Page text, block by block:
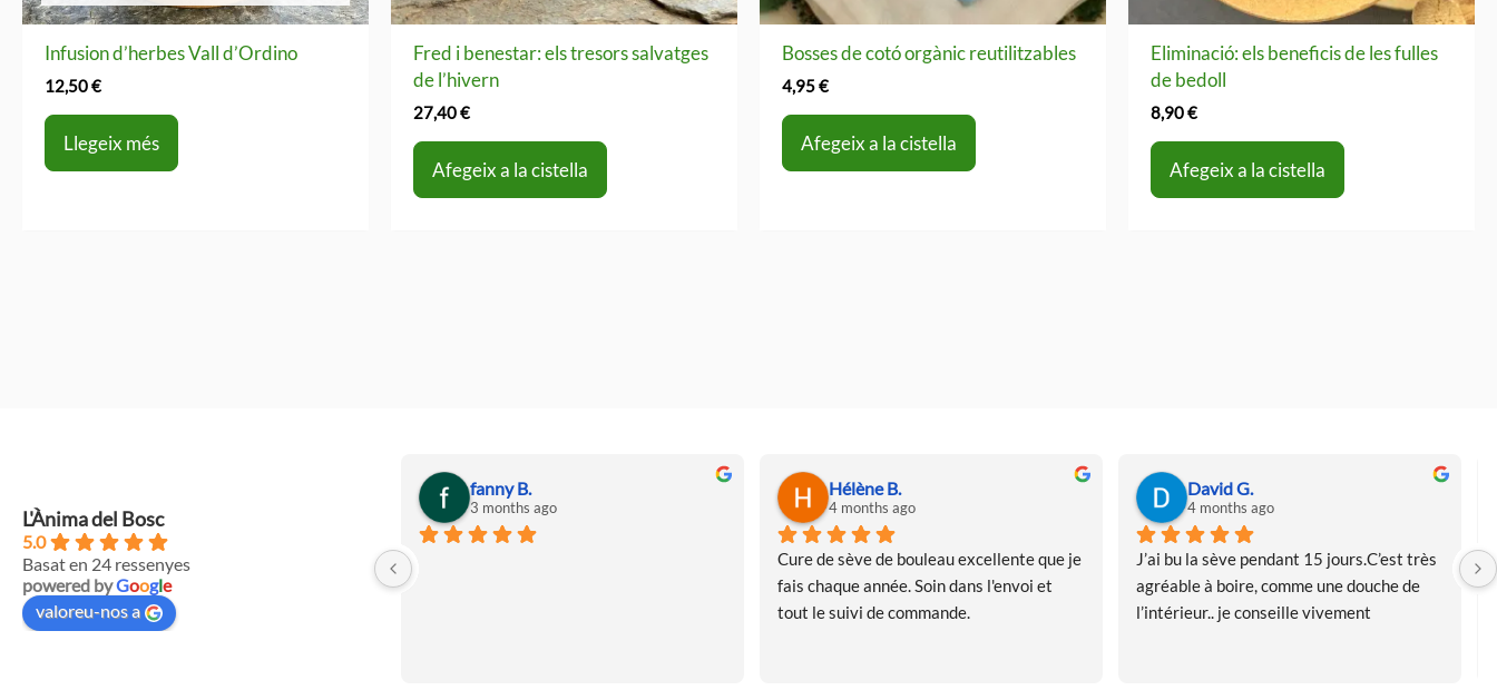
Infusion d’herbes Vall d’Ordino
12,50€
Llegeix més
Fred i benestar: els tresors salvatges
de l’hivern
27,40€
Afegeix a la cistella
Bosses de cotó orgànic reutilitzables
4,95€
Afegeix a la cistella
Eliminació: els beneficis de les fulles
de bedoll
8,90€
Afegeix a la cistella
L'Ànima del Bosc
5.0
Basat en 24 ressenyes
powered byGoogle
valoreu-nos a
fanny B.
3 months ago
Hélène B.
4 months ago
Cure de sève de bouleau excellente que je
fais chaque année. Soin dans l'envoi et
tout le suivi de commande.
David G.
4 months ago
J’ai bu la sève pendant 15 jours.C’est très
agréable à boire, comme une douche de
l’intérieur.. je conseille vivement